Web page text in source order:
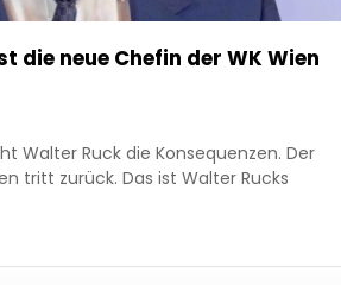
die neue Chefin der WK Wien
Walter Ruck die Konsequenzen. Der
tritt zurück. Das ist Walter Rucks